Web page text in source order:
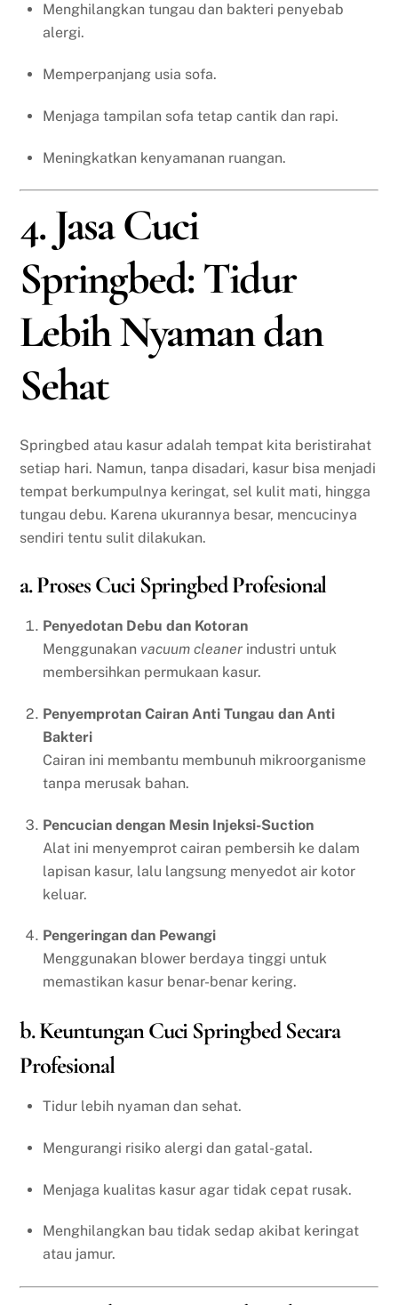
Menghilangkan tungau dan bakteri penyebab
alergi.
Memperpanjang usia sofa.
Menjaga tampilan sofa tetap cantik dan rapi.
Meningkatkan kenyamanan ruangan.
4. Jasa Cuci
Springbed: Tidur
Lebih Nyaman dan
Sehat
Springbed atau kasur adalah tempat kita beristirahat
setiap hari. Namun, tanpa disadari, kasur bisa menjadi
tempat berkumpulnya keringat, sel kulit mati, hingga
tungau debu. Karena ukurannya besar, mencucinya
sendiri tentu sulit dilakukan.
a. Proses Cuci Springbed Profesional
Penyedotan Debu dan Kotoran
Menggunakan vacuum cleaner industri untuk
membersihkan permukaan kasur.
Penyemprotan Cairan Anti Tungau dan Anti
Bakteri
Cairan ini membantu membunuh mikroorganisme
tanpa merusak bahan.
Pencucian dengan Mesin Injeksi-Suction
Alat ini menyemprot cairan pembersih ke dalam
lapisan kasur, lalu langsung menyedot air kotor
keluar.
Pengeringan dan Pewangi
Menggunakan blower berdaya tinggi untuk
memastikan kasur benar-benar kering.
b. Keuntungan Cuci Springbed Secara
Profesional
Tidur lebih nyaman dan sehat.
Mengurangi risiko alergi dan gatal-gatal.
Menjaga kualitas kasur agar tidak cepat rusak.
Menghilangkan bau tidak sedap akibat keringat
atau jamur.